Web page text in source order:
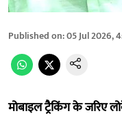
Published on:05 Jul 2026,
मोबाइल ट्रैकिंग के जरिए